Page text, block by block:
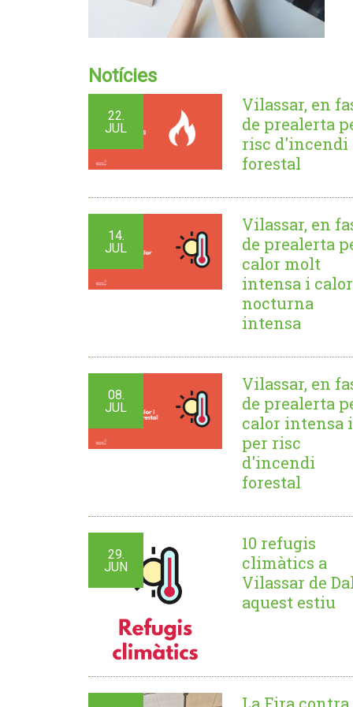
Notícies
22.
JUL
Vilassar, en
de prealerta
risc d'incendi
forestal
14.
JUL
Vilassar, en
de prealerta
calor molt
intensa i calor
nocturna
intensa
08.
JUL
Vilassar, en
de prealerta
calor intensa i
per risc
d'incendi
forestal
29.
JUN
10 refugis
climàtics a
Vilassar de
aquest estiu